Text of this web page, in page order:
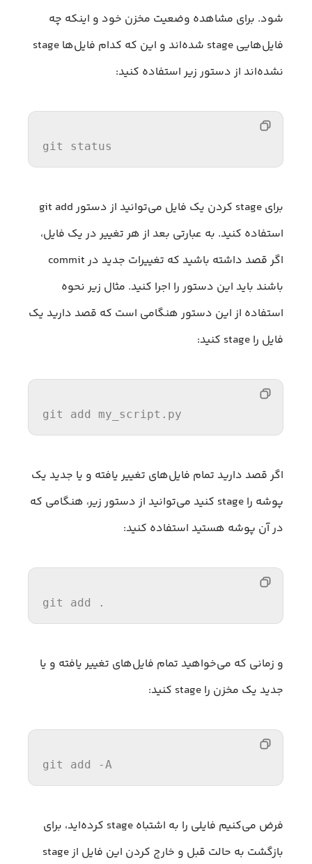
شود. برای مشاهده وضعیت مخزن خود و اینکه چه
فایل‌هایی stage شده‌اند و این که کدام فایل‌ها stage
نشده‌اند از دستور زیر استفاده کنید:
git status
برای stage کردن یک فایل می‌توانید از دستور git add
استفاده کنید. به عبارتی بعد از هر تغییر در یک فایل،
اگر قصد داشته باشید که تغییرات جدید در commit
باشند باید این دستور را اجرا کنید. مثال زیر نحوه
استفاده از این دستور هنگامی است که قصد دارید یک
فایل را stage کنید:
git add my_script.py
اگر قصد دارید تمام فایل‌های تغییر یافته و یا جدید یک
پوشه را stage کنید می‌توانید از دستور زیر، هنگامی که
در آن پوشه هستید استفاده کنید:
git add .
و زمانی که می‌خواهید تمام فایل‌های تغییر یافته و یا
جدید یک مخزن را stage کنید:
git add -A
فرض می‌کنیم فایلی را به اشتباه stage کرده‌اید، برای
بازگشت به حالت قبل و خارج کردن این فایل از stage